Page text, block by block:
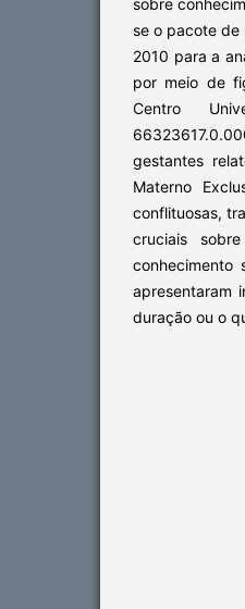
se o pacote
2010 para a
por meio de
Centro
gestantes
Materno
conflituosas,
cruciais
conhecimento
apresentaram
duração ou o